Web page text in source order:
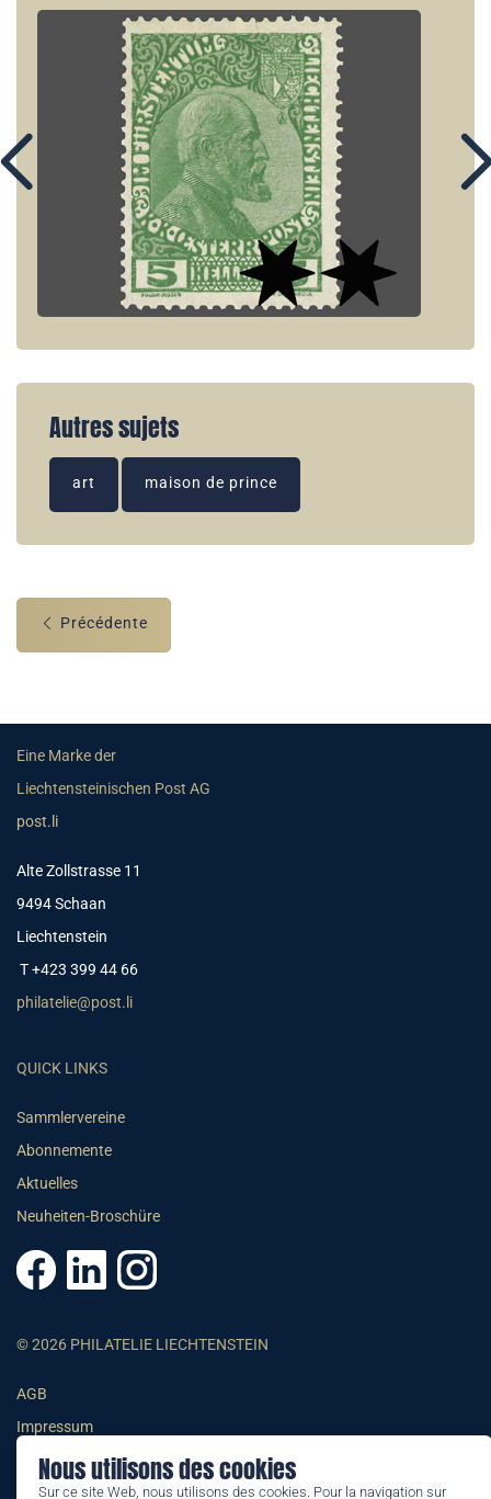
Nous utilisons des cookies
Sur ce site Web, nous utilisons des cookies. Pour la navigation sur
Autres sujets
art maison de prince
Précédente
Eine Marke der
Liechtensteinischen Post AG
post.li
Alte Zollstrasse 11
9494 Schaan
Liechtenstein
T +423 399 44 66
philatelie@post.li
QUICK LINKS
Sammlervereine
Abonnemente
Aktuelles
Neuheiten-Broschüre
© 2026 PHILATELIE LIECHTENSTEIN
AGB
Impressum
Datenschutzerklärung